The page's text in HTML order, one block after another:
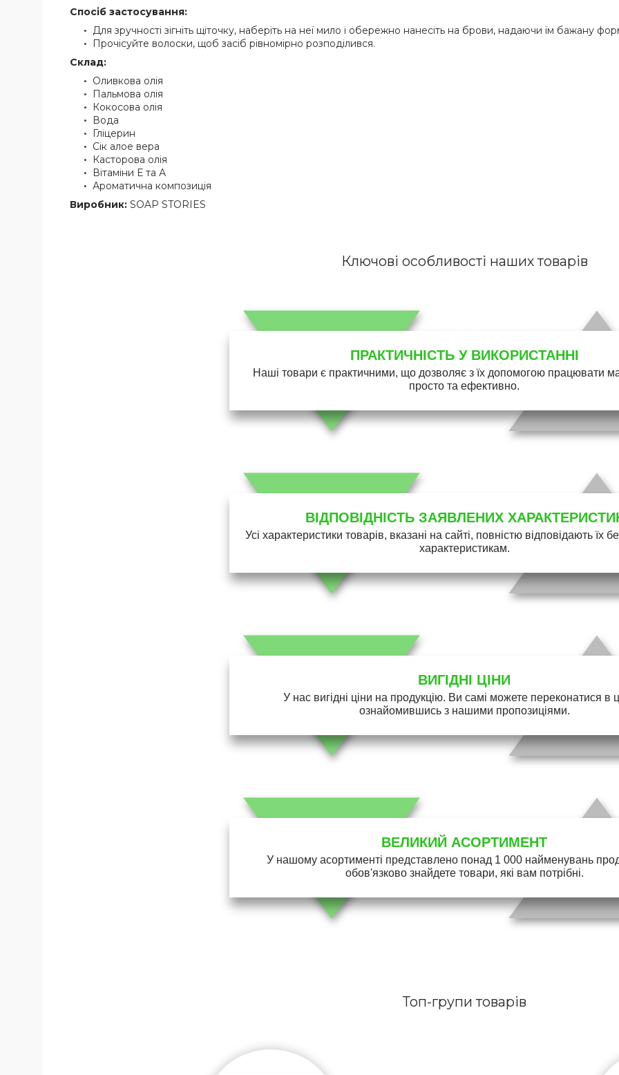
Спосіб застосування:
Для зручності зігніть щіточку, наберіть на неї мило і обережно нанесіть на брови, надаючи їм бажану
Прочісуйте волоски, щоб засіб рівномірно розподілився.
Склад:
Оливкова олія
Пальмова олія
Кокосова олія
Вода
Гліцерин
Сік алое вера
Касторова олія
Вітаміни Е та А
Ароматична композиція
Виробник: SOAP STORIES
Ключові особливості наших товарів
ПРАКТИЧНІСТЬ У ВИКОРИСТАННІ
Наші товари є практичними, що дозволяє з їх допомогою працювати
просто та ефективно.
ВІДПОВІДНІСТЬ ЗАЯВЛЕНИХ
Усі характеристики товарів, вказані на сайті, повністю відповідають їх
характеристикам.
ВИГІДНІ ЦІНИ
У нас вигідні ціни на продукцію. Ви самі можете переконатися в
ознайомившись з нашими пропозиціями.
ВЕЛИКИЙ АСОРТИМЕНТ
У нашому асортименті представлено понад 1 000 найменувань
обов'язково знайдете товари, які вам потрібні.
Топ-групи товарів